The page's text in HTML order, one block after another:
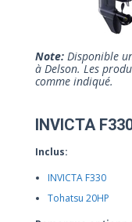
Note:Disponible
à Delson. Les
comme indiqué.
INVICTA
Inclus:
INVICTA F330
Tohatsu 20HP